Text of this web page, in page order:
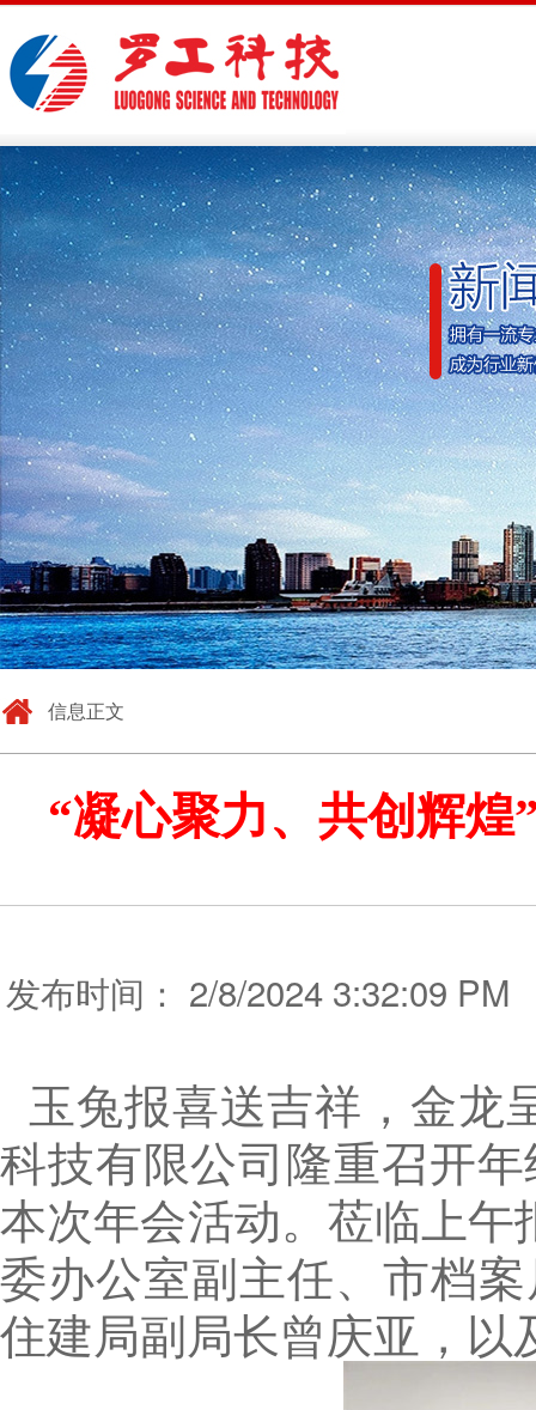
信息正文
“凝心聚力、共创辉煌
发布时间： 2/8/2024 3:32:09
玉兔报喜送吉祥，金龙
科技有限公司隆重召开
本次年会活动。莅临上午
委办公室副主任、市档
住建局副局长曾庆亚，